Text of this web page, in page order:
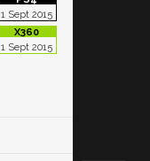
1 Sept 2015
1 Sept 2015